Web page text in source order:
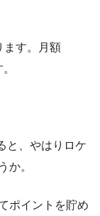
ます。月額
と、やはりロケ
か。
ポイントを貯め